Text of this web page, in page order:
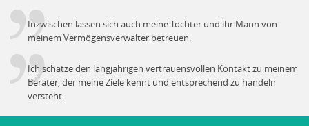
Inzwischen lassen sich auch meine Tochter und ihr Mann von
meinem Vermögensverwalter betreuen.
Ich schätze den langjährigen vertrauensvollen Kontakt zu meinem
Berater, der meine Ziele kennt und entsprechend zu handeln
versteht.